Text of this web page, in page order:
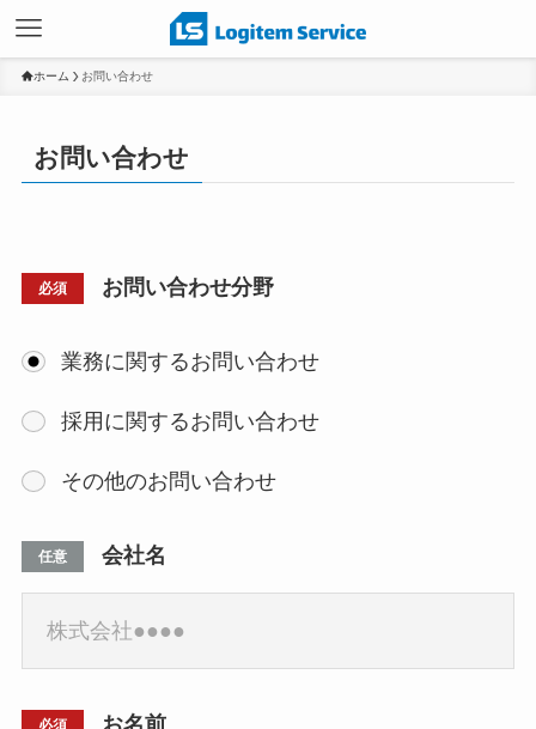
ホーム お問い合わせ
お問い合わせ
必須 お問い合わせ分野
業務に関するお問い合わせ
採用に関するお問い合わせ
その他のお問い合わせ
任意 会社名